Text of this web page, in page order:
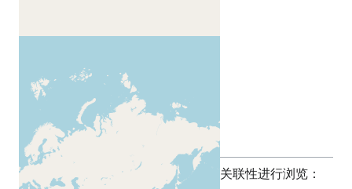
可持续发展目标
或者按内容与联合国各项全球目标的关联性进行浏览：